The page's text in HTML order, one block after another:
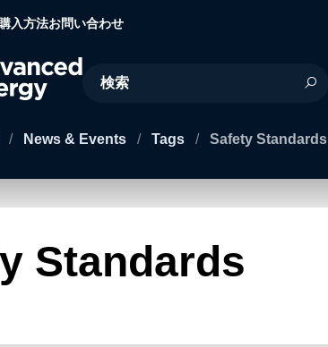
入方法お問い合わせ
Site Search
/ News & Events / Tags / Safety Standards
Standards